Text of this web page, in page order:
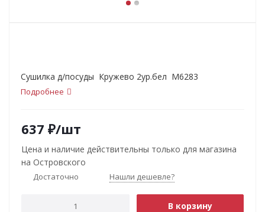
Сушилка д/посуды Кружево 2ур.бел М6283
Подробнее
637 ₽/шт
Цена и наличие действительны только для магазина
на Островского
Достаточно Нашли дешевле?
В корзину